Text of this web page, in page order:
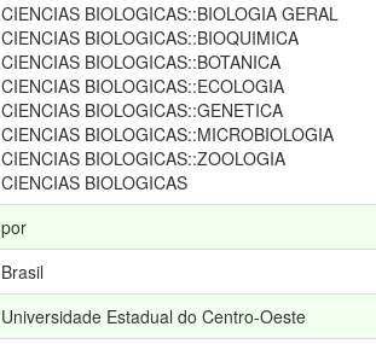
CIENCIAS BIOLOGICAS::BIOLOGIA GERAL
CIENCIAS BIOLOGICAS::BIOQUIMICA
CIENCIAS BIOLOGICAS::BOTANICA
CIENCIAS BIOLOGICAS::ECOLOGIA
CIENCIAS BIOLOGICAS::GENETICA
CIENCIAS BIOLOGICAS::MICROBIOLOGIA
CIENCIAS BIOLOGICAS::ZOOLOGIA
CIENCIAS BIOLOGICAS
por
Brasil
Universidade Estadual do Centro-Oeste